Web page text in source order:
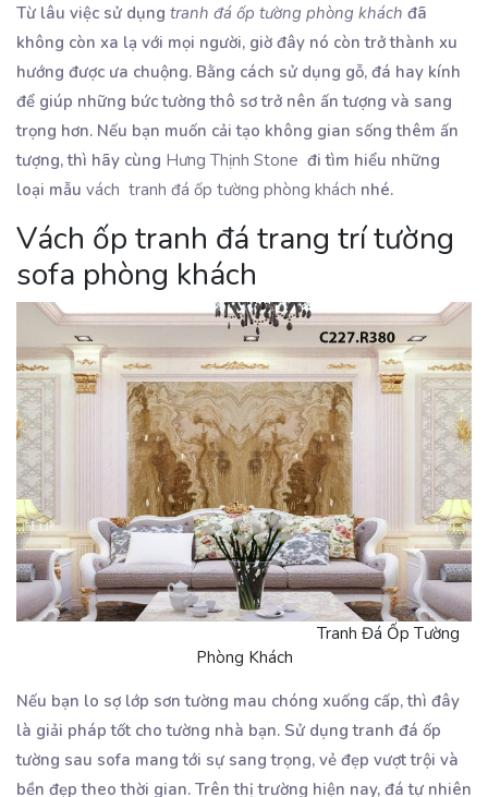
Từ lâu việc sử dụng tranh đá ốp tường phòng khách đã
không còn xa lạ với mọi người, giờ đây nó còn trở thành xu
hướng được ưa chuộng. Bằng cách sử dụng gỗ, đá hay kính
để giúp những bức tường thô sơ trở nên ấn tượng và sang
trọng hơn. Nếu bạn muốn cải tạo không gian sống thêm ấn
tượng, thì hãy cùng Hưng Thịnh Stone đi tìm hiểu những
loại mẫu vách tranh đá ốp tường phòng khách nhé.
Vách ốp tranh đá trang trí tường
sofa phòng khách
Tranh Đá Ốp Tường
Phòng Khách
Nếu bạn lo sợ lớp sơn tường mau chóng xuống cấp, thì đây
là giải pháp tốt cho tường nhà bạn. Sử dụng tranh đá ốp
tường sau sofa mang tới sự sang trọng, vẻ đẹp vượt trội và
bền đẹp theo thời gian. Trên thị trường hiện nay, đá tự nhiên